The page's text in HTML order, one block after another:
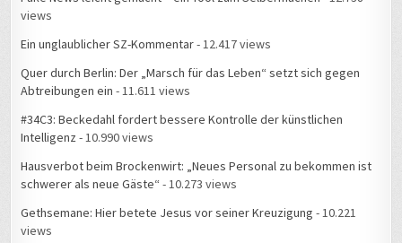
views
Ein unglaublicher SZ-Kommentar- 12.417 views
Quer durch Berlin: Der „Marsch für das Leben“ setzt sich gegen
Abtreibungen ein - 11.611 views
#34C3: Beckedahl fordert bessere Kontrolle der künstlichen
Intelligenz - 10.990 views
Hausverbot beim Brockenwirt: „Neues Personal zu bekommen ist
schwerer als neue Gäste“ - 10.273 views
Gethsemane: Hier betete Jesus vor seiner Kreuzigung - 10.221
views